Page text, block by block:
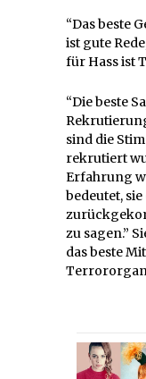
“Das beste
ist gute
für Hass ist
“Die beste
sind die
rekrutiert
Erfahrung
bedeutet,
zu sagen.”
das beste